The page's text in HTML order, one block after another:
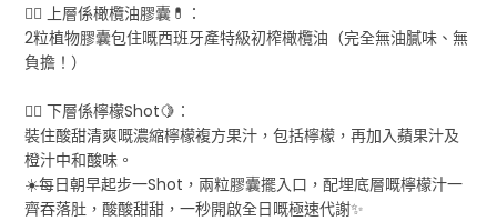
👆🏻 上層係橄欖油膠囊💊：
2粒植物膠囊包住嘅西班牙產特級初榨橄欖油（完全無油膩味、無
負擔！）
👇🏻 下層係檸檬Shot🍋：
裝住酸甜清爽嘅濃縮檸檬複方果汁，包括檸檬，再加入蘋果汁及
橙汁中和酸味。
☀️每日朝早起步一Shot，兩粒膠囊擺入口，配埋底層嘅檸檬汁一
齊吞落肚，酸酸甜甜，一秒開啟全日嘅極速代謝✨